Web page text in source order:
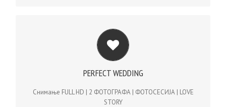
PERFECT WEDDING
Снимање FULL HD | 2 ФОТОГРАФА | ФОТОСЕСИЈА | LOVE
STORY
PERFECT WEDDING | 325€
Снимање FULL HD | 2 ФОТОГРАФА | ФОТОСЕСИЈА | LOVE